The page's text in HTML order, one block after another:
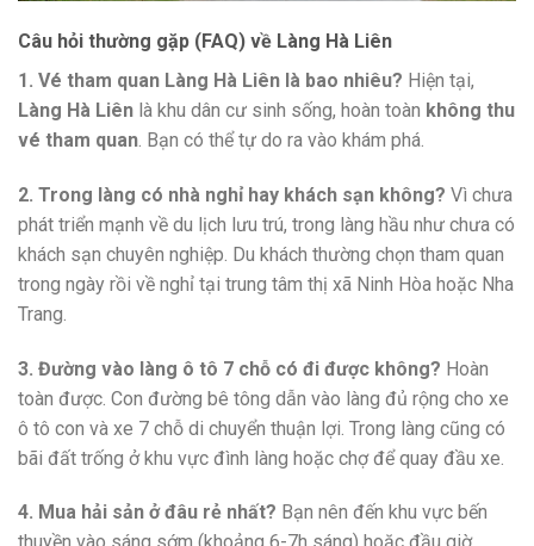
Câu hỏi thường gặp (FAQ) về Làng Hà Liên
1. Vé tham quan Làng Hà Liên là bao nhiêu? Hiện tại,
Làng Hà Liên là khu dân cư sinh sống, hoàn toàn không thu
vé tham quan. Bạn có thể tự do ra vào khám phá.
2. Trong làng có nhà nghỉ hay khách sạn không? Vì chưa
phát triển mạnh về du lịch lưu trú, trong làng hầu như chưa có
khách sạn chuyên nghiệp. Du khách thường chọn tham quan
trong ngày rồi về nghỉ tại trung tâm thị xã Ninh Hòa hoặc Nha
Trang.
3. Đường vào làng ô tô 7 chỗ có đi được không? Hoàn
toàn được. Con đường bê tông dẫn vào làng đủ rộng cho xe
ô tô con và xe 7 chỗ di chuyển thuận lợi. Trong làng cũng có
bãi đất trống ở khu vực đình làng hoặc chợ để quay đầu xe.
4. Mua hải sản ở đâu rẻ nhất? Bạn nên đến khu vực bến